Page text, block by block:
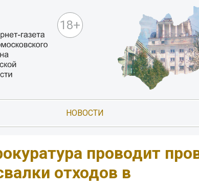
18+
НОВОСТИ
проводит
отходов в